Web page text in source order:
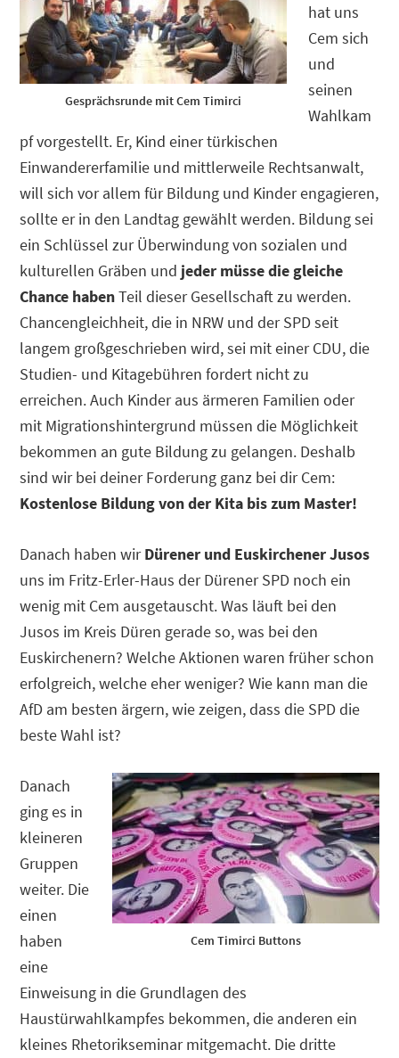
Gesprächsrunde mit Cem Timirci
hat uns
Cem sich
und
seinen
Wahlkam
pf vorgestellt. Er, Kind einer türkischen
Einwandererfamilie und mittlerweile Rechtsanwalt,
will sich vor allem für Bildung und Kinder engagieren,
sollte er in den Landtag gewählt werden. Bildung sei
ein Schlüssel zur Überwindung von sozialen und
kulturellen Gräben und jeder müsse die gleiche
Chance habenTeil dieser Gesellschaft zu werden.
Chancengleichheit, die in NRW und der SPD seit
langem großgeschrieben wird, sei mit einer CDU, die
Studien- und Kitagebühren fordert nicht zu
erreichen. Auch Kinder aus ärmeren Familien oder
mit Migrationshintergrund müssen die Möglichkeit
bekommen an gute Bildung zu gelangen. Deshalb
sind wir bei deiner Forderung ganz bei dir Cem:
Kostenlose Bildung von der Kita bis zum Master!
Danach haben wirDürener und Euskirchener Jusos
uns im Fritz-Erler-Haus der Dürener SPD noch ein
wenig mit Cem ausgetauscht. Was läuft bei den
Jusos im Kreis Düren gerade so, was bei den
Euskirchenern? Welche Aktionen waren früher schon
erfolgreich, welche eher weniger? Wie kann man die
AfD am besten ärgern, wie zeigen, dass die SPD die
beste Wahl ist?
Cem Timirci Buttons
Danach
ging es in
kleineren
Gruppen
weiter. Die
einen
haben
eine
Einweisung in die Grundlagen des
Haustürwahlkampfes bekommen, die anderen ein
kleines Rhetorikseminar mitgemacht. Die dritte